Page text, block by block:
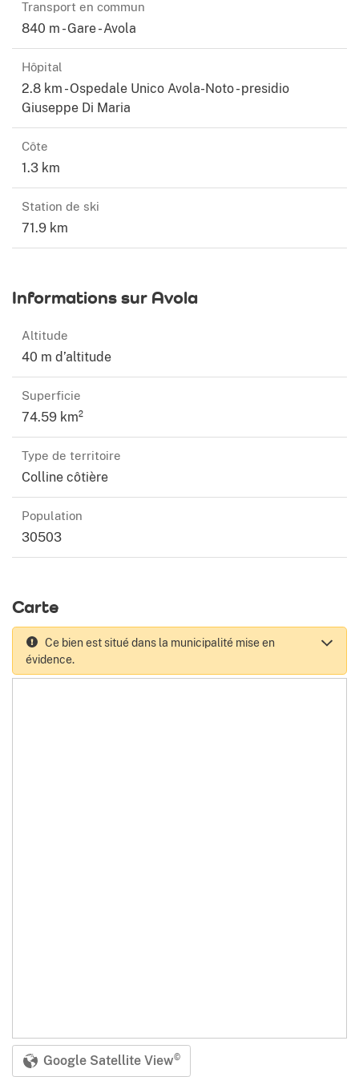
régions les plus fascinantes du monde.
Ce texte a été traduit automatiquement.
Voir les descriptions saisies par l’annonceur
Transport en commun
840 m - Gare - Avola
Hôpital
2.8 km - Ospedale Unico Avola-Noto - presidio
Giuseppe Di Maria
Côte
1.3 km
Station de ski
71.9 km
Informations sur Avola
Altitude
40 m d’altitude
Superficie
74.59 km²
Type de territoire
Colline côtière
Population
30503
Carte
Ce bien est situé dans la municipalité mise en
évidence.
Google Satellite View©